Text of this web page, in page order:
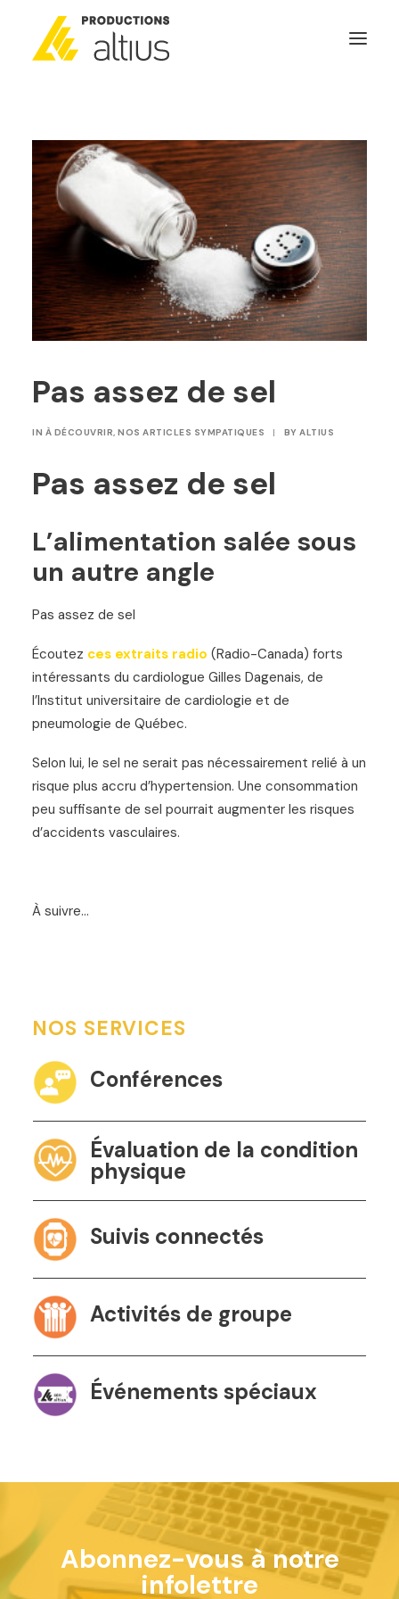
À PROPOS
MISSION
NOS SERVICES
POURQUOI INVESTIR
GÉNÉRATEURS DE NOUVELLES
NOUS JOINDRE
Pas assez de sel
IN À DÉCOUVRIR, NOS ARTICLES SYMPATIQUES | BY ALTIUS
Pas assez de sel
L’alimentation salée sous
un autre angle
Pas assez de sel
Écoutez ces extraits radio (Radio-Canada) forts
intéressants du cardiologue Gilles Dagenais, de
l’Institut universitaire de cardiologie et de
pneumologie de Québec.
Selon lui, le sel ne serait pas nécessairement relié à un
risque plus accru d’hypertension. Une consommation
peu suffisante de sel pourrait augmenter les risques
d’accidents vasculaires.
À suivre…
NOS SERVICES
Conférences
Évaluation de la condition
physique
Suivis connectés
Activités de groupe
Événements spéciaux
Abonnez-vous à notre
infolettre